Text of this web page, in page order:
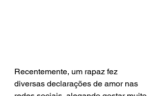
Recentemente, um rapaz fez
diversas declarações de amor nas